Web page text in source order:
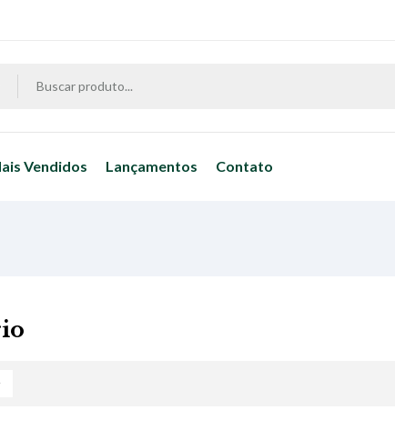
Vendidos Lançamentos Contato